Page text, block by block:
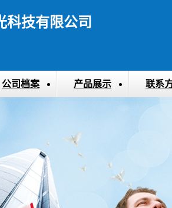
科技有限公司
公司档案 产品展示 联系